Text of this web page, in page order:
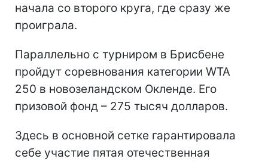
начала со второго круга, где сразу же
проиграла.
Параллельно с турниром в Брисбене
пройдут соревнования категории WTA
250 в новозеландском Окленде. Его
призовой фонд – 275 тысяч долларов.
Здесь в основной сетке гарантировала
себе участие пятая отечественная